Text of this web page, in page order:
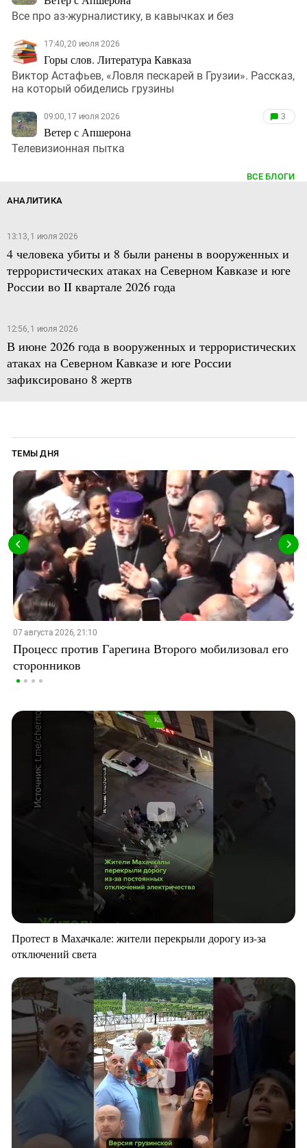
Все про аз-журналистику, в кавычках и без
17:40, 20 июля 2026
Горы слов. Литература Кавказа
Виктор Астафьев, «Ловля пескарей в Грузии». Рассказ,
на который обиделись грузины
09:00, 17 июля 2026
Ветер с Апшерона
3
Телевизионная пытка
ВСЕ БЛОГИ
АНАЛИТИКА
13:13, 1 июля 2026
4 человека убиты и 8 были ранены в вооруженных и
террористических атаках на Северном Кавказе и юге
России во II квартале 2026 года
12:56, 1 июля 2026
В июне 2026 года в вооруженных и террористических
атаках на Северном Кавказе и юге России
зафиксировано 8 жертв
ТЕМЫ ДНЯ
07 августа 2026, 21:10
Процесс против Гарегина Второго мобилизовал его
сторонников
Протест в Махачкале: жители перекрыли дорогу из-за
отключений света